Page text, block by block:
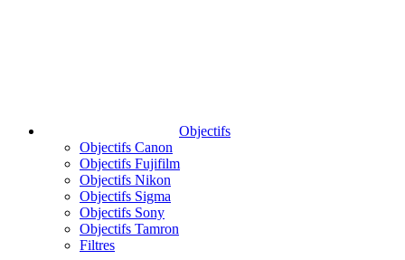
Objectifs
Objectifs Canon
Objectifs Fujifilm
Objectifs Nikon
Objectifs Sigma
Objectifs Sony
Objectifs Tamron
Filtres